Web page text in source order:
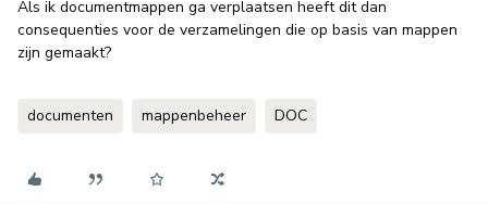
Als ik documentmappen ga verplaatsen heeft dit dan
consequenties voor de verzamelingen die op basis van mappen
zijn gemaakt?
documenten mappenbeheer DOC